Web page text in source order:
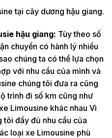
tại cây dương hậu giang.
hậu giang: Tùy theo số
chuyển có hành lý nhiều
chúng ta có thể lựa chọn
với nhu cầu của mình và
chúng tôi đưa ra cũng
trình đi số km cũng như
Limousine khác nhau Vì
tôi đầy đủ nhu cầu của
loại xe Limousine phù